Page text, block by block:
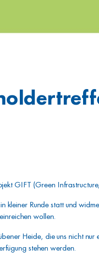
GIFT (Green
Runde statt und
wollen.
Heide, die uns nicht
stehen werden.